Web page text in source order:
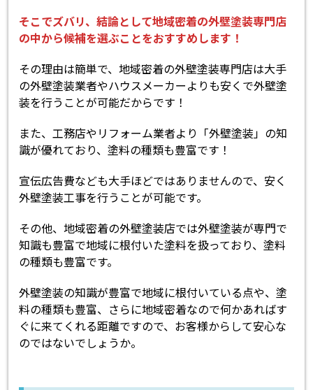
そこでズバリ、結論として地域密着の外壁塗装専門店
の中から候補を選ぶことをおすすめします！
その理由は簡単で、地域密着の外壁塗装専門店は大手
の外壁塗装業者やハウスメーカーよりも安くで外壁塗
装を行うことが可能だからです！
また、工務店やリフォーム業者より「外壁塗装」の知
識が優れており、塗料の種類も豊富です！
宣伝広告費なども大手ほどではありませんので、安く
外壁塗装工事を行うことが可能です。
その他、地域密着の外壁塗装店では外壁塗装が専門で
知識も豊富で地域に根付いた塗料を扱っており、塗料
の種類も豊富です。
外壁塗装の知識が豊富で地域に根付いている点や、塗
料の種類も豊富、さらに地域密着なので何かあればす
ぐに来てくれる距離ですので、お客様からして安心な
のではないでしょうか。